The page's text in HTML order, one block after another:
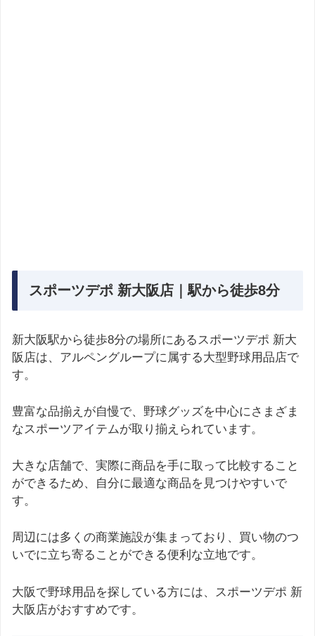
スポーツデポ 新大阪店｜駅から徒歩8分
新大阪駅から徒歩8分の場所にあるスポーツデポ 新大
阪店は、アルペングループに属する大型野球用品店で
す。
豊富な品揃えが自慢で、野球グッズを中心にさまざま
なスポーツアイテムが取り揃えられています。
大きな店舗で、実際に商品を手に取って比較すること
ができるため、自分に最適な商品を見つけやすいで
す。
周辺には多くの商業施設が集まっており、買い物のつ
いでに立ち寄ることができる便利な立地です。
大阪で野球用品を探している方には、スポーツデポ 新
大阪店がおすすめです。